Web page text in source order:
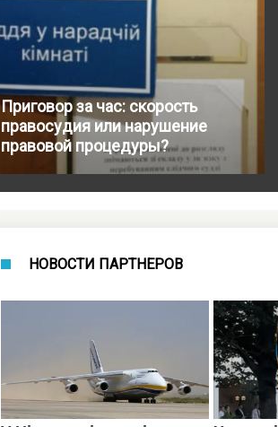
Приговор за час: скорость
правосудия или нарушение
правовой процедуры?
НОВОСТИ ПАРТНЕРОВ